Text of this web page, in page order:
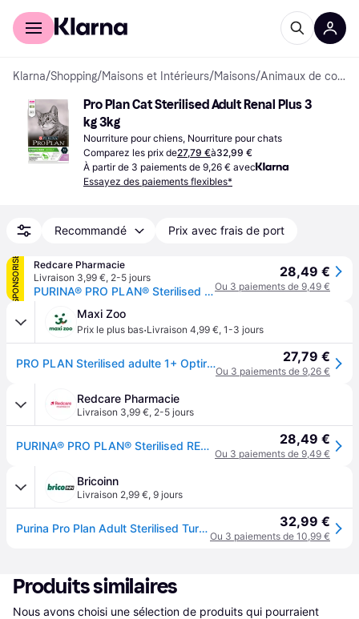
Acheter avec Klarna
Klarna/Shopping/Maisons et Intérieurs/Maisons/ Animaux de compagnie
Pro Plan Cat Sterilised Adult Renal Plus 3
kg 3kg
Nourriture pour chiens, Nourriture pour chats
Comparez les prix de27,79 €à32,99 €
À partir de 3 paiements de 9,26 € avec
Essayez des paiements flexibles*
Recommandé Prix avec frais de port
SPONSORISÉ
Redcare Pharmacie
Livraison 3,99 €, 2-5 jours
PURINA® PRO PLAN® Sterilised RENAL PLUS Adult Chat Dinde Pellet(S) 3000 g
28,49 €
Ou 3 paiements de 9,49 €
Maxi Zoo
Prix le plus bas·Livraison 4,99 €, 1-3 jours
PRO PLAN Sterilised adulte 1+ Optirenal riche en dinde 3 kg 27,79 €
Ou 3 paiements de 9,26 €
Redcare Pharmacie
Livraison 3,99 €, 2-5 jours
PURINA® PRO PLAN® Sterilised RENAL PLUS Adult Chat Dinde Pellet(S) 3000 g 28,49 €
Ou 3 paiements de 9,49 €
Bricoinn
Livraison 2,99 €, 9 jours
Purina Pro Plan Adult Sterilised Turkey Cat Feed 3kg Clair 3kg 32,99 €
Ou 3 paiements de 10,99 €
Produits similaires
Nous avons choisi une sélection de produits qui pourraient